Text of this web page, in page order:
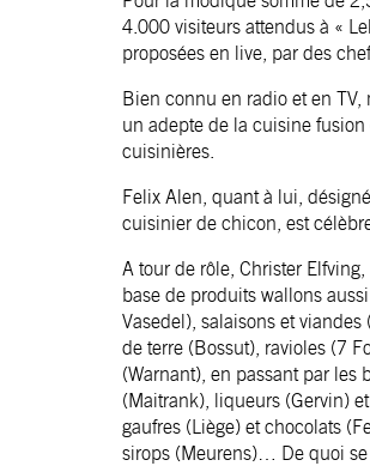
4.000 visiteurs attendus à «
proposées en live, par des
Bien connu en radio et en TV,
un adepte de la cuisine
cuisinières.
Felix Alen, quant à lui,
cuisinier de chicon, est
A tour de rôle, Christer
base de produits wallons
Vasedel), salaisons et
de terre (Bossut), ravioles (7
(Warnant), en passant par les
(Maitrank), liqueurs (Gervin)
gaufres (Liège) et chocolats
sirops (Meurens)… De quoi